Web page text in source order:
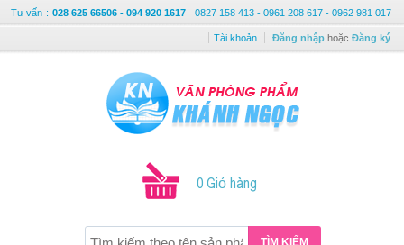
Tư vấn : 028 625 66506 - 094 920 1617 0827 158 413 - 0961 208 617 - 0962 981 017
Tài khoản Đăng nhập hoặc Đăng ký
0 Giỏ hàng
TÌM KIẾM